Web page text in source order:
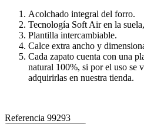
Acolchado integral del forro.
Tecnología Soft Air en la
Plantilla intercambiable.
Calce extra ancho y
Cada zapato cuenta con una
natural 100%, si por el uso se
adquirirlas en nuestra tienda.
Referencia 99293